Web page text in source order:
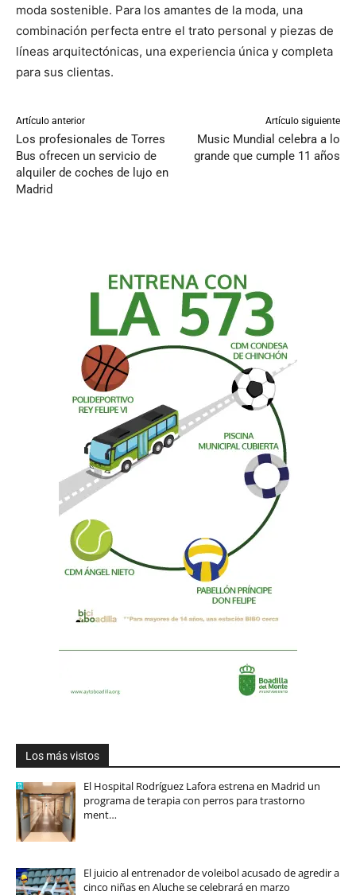
moda sostenible. Para los amantes de la moda, una
combinación perfecta entre el trato personal y piezas de
líneas arquitectónicas, una experiencia única y completa
para sus clientas.
Artículo anterior
Los profesionales de Torres
Bus ofrecen un servicio de
alquiler de coches de lujo en
Madrid
Artículo siguiente
Music Mundial celebra a lo
grande que cumple 11 años
Los más vistos
El Hospital Rodríguez Lafora estrena en Madrid un
programa de terapia con perros para trastorno
ment…
El juicio al entrenador de voleibol acusado de agredir a
cinco niñas en Aluche se celebrará en marzo